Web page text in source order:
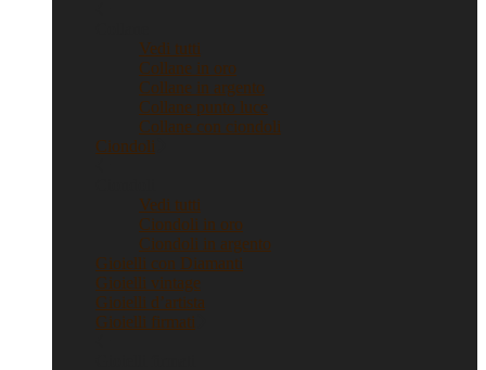
Vedi tutti
Collane in oro
Collane in argento
Collane punto luce
Collane con ciondoli
Ciondoli
Vedi tutti
Ciondoli in oro
Ciondoli in argento
Gioielli con Diamanti
Gioielli vintage
Gioielli d’artista
Gioielli firmati